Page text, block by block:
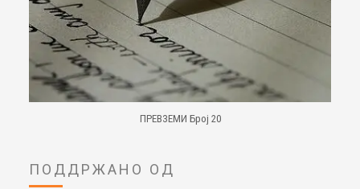
ПРЕВЗЕМИ Број 20
ПОДДРЖАНО ОД